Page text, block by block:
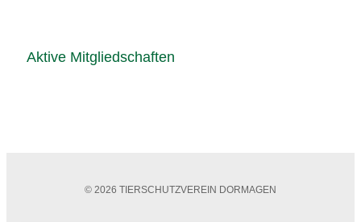
Aktive Mitgliedschaften
© 2026 TIERSCHUTZVEREIN DORMAGEN